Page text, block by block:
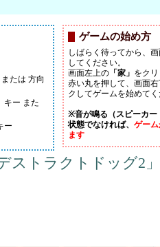
たは 方向
キー また
ー
ゲームの始め方
しばらく待ってから、
してください。
画面左上の 「家」 をク
赤い丸を押して、画面
クしてゲームを始めて
※音が鳴る（スピーカー
状態でなければ、 ゲー
ます
ストラクトドッグ2